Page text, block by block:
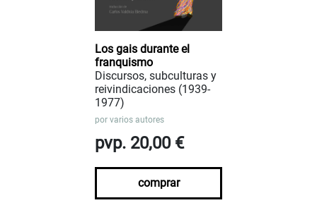
Los gais durante el
franquismo
Discursos, subculturas y
reivindicaciones (1939-
1977)
por varios autores
pvp. 20,00 €
comprar